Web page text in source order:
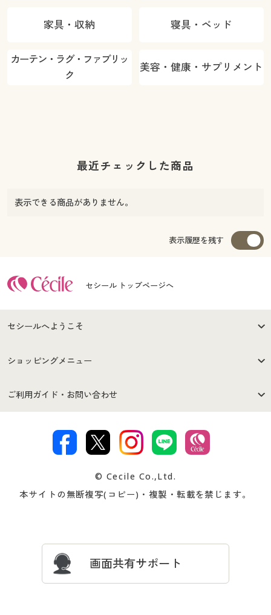
家具・収納 寝具・ベッド
カーテン・ラグ・ファブリッ
ク
美容・健康・サプリメント
最近チェックした商品
表示できる商品がありません。
表示履歴を残す
セシール トップページへ
セシールへようこそ
はじめての方へ
セシールご利用規約
著作権・商標について 会社案内
ショッピングメニュー
商品カテゴリ
プレゼント＆キャンペーン サイトマップ
ご利用ガイド・お問い合わせ
交換・返品は お支払は
ついて
忘れの場合
© Cecile Co.,Ltd.
本サイトの無断複写(コピー)・複製・転載を禁じます。
画面共有サポート